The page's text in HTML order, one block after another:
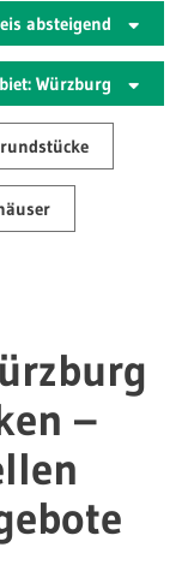
absteigend
Würzburg
–